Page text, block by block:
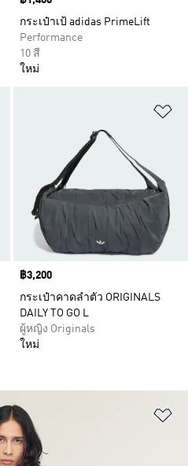
กระเป๋าเป้ adidas PrimeLift
Performance
10 สี
ใหม่
Price
฿3,200
กระเป๋าคาดลำตัว ORIGINALS
DAILY TO GO L
ผู้หญิง Originals
ใหม่